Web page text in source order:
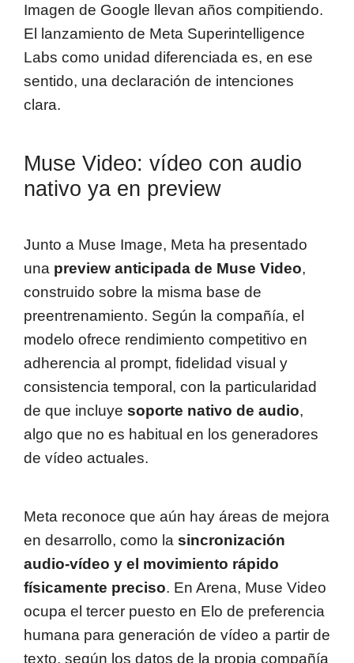
Imagen de Google llevan años compitiendo.
El lanzamiento de Meta Superintelligence
Labs como unidad diferenciada es, en ese
sentido, una declaración de intenciones
clara.
Muse Video: vídeo con audio
nativo ya en preview
Junto a Muse Image, Meta ha presentado
una preview anticipada de Muse Video,
construido sobre la misma base de
preentrenamiento. Según la compañía, el
modelo ofrece rendimiento competitivo en
adherencia al prompt, fidelidad visual y
consistencia temporal, con la particularidad
de que incluye soporte nativo de audio,
algo que no es habitual en los generadores
de vídeo actuales.
Meta reconoce que aún hay áreas de mejora
en desarrollo, como la sincronización
audio-vídeo y el movimiento rápido
físicamente preciso. En Arena, Muse Video
ocupa el tercer puesto en Elo de preferencia
humana para generación de vídeo a partir de
texto, según los datos de la propia compañía